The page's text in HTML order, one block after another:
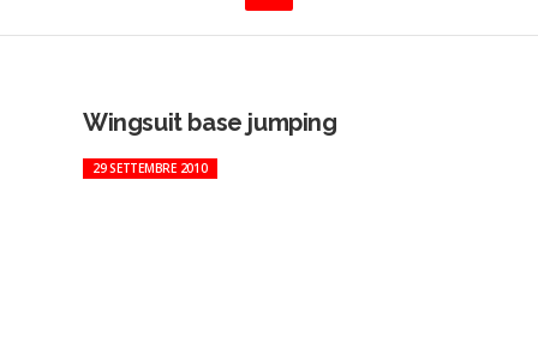
Wingsuit base jumping
29 SETTEMBRE 2010